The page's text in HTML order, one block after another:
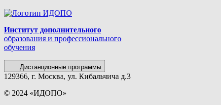
Институт дополнительного
образования и профессионального
обучения
Дистанционные программы
129366, г. Москва, ул. Кибальчича д.3
© 2024 «ИДОПО»